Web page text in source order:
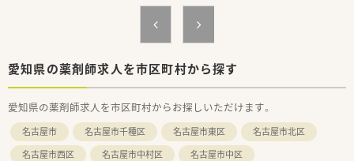
■残業はほとんど発生しない見込みであり、ご家庭やプライベー
トの予定を大切にしながら無理なく勤務できます。
愛知県の薬剤師求人を市区町村から探す
愛知県の薬剤師求人を市区町村からお探しいただけます。
名古屋市 名古屋市千種区 名古屋市東区
名古屋市北区
名古屋市西区
名古屋市中村区
名古屋市中区